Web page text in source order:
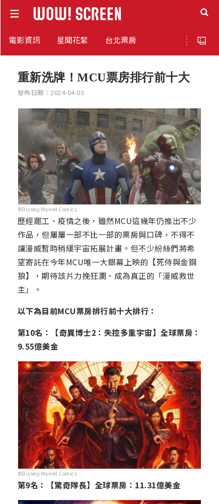
電影資訊 星聞花絮 台北票房
重新洗牌！MCU票房排行前十大
發佈日期：2024-04-03
©Disney/Marvel Comics
歷經罷工、疫情之後，雖然MCU這幾年仍推出不少
作品，但屢屢一部不比一部的票房與口碑，不得不
讓漫威暫時稍緩宇宙拓展計畫。但不少紛絲們將希
望寄託在今年MCU唯一大銀幕上映的【死侍與金鋼
狼】，期待該片力挽狂瀾、成為真正的「漫威救世
主」。
以下為目前MCU票房排行前十大排行：
第10名：【奇異博士2：失控多重宇宙】全球票房：
9.55億美金
©Disney/Marvel Comics
第9名：【驚奇隊長】全球票房：11.31億美金